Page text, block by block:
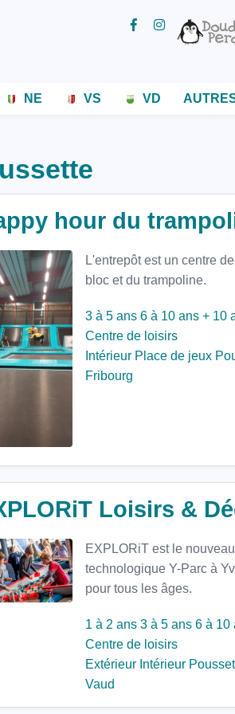
NE VS VD
hour du
L'entrepôt est un centre
bloc et du trampoline.
3 à 5 ans 6 à 10 ans + 10
Centre de loisirs
Intérieur Place de jeux
Fribourg
Loisirs &
EXPLORiT est le
technologique Y-Parc à
pour tous les âges.
1 à 2 ans 3 à 5 ans 6 à 10
Centre de loisirs
Extérieur Intérieur
Vaud